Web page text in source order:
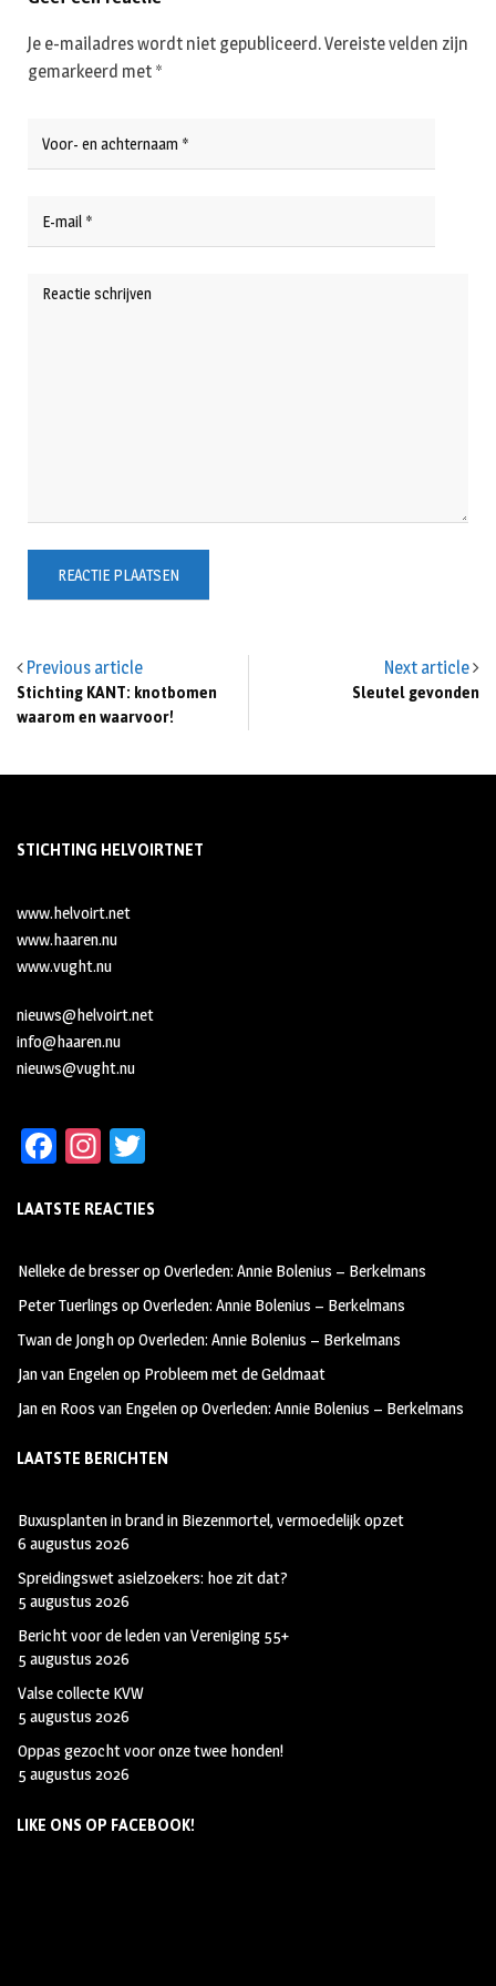
Previous article
Stichting KANT: knotbomen
waarom en waarvoor!
Next article
Sleutel gevonden
Je e-mailadres wordt niet gepubliceerd.Vereiste velden zijn
gemarkeerd met *
STICHTING HELVOIRTNET
www.helvoirt.net
www.haaren.nu
www.vught.nu
nieuws@helvoirt.net
info@haaren.nu
nieuws@vught.nu
Fa
b
oo
k
In
ag
m
tt
LAATSTE REACTIES
Nelleke de bresseropOverleden: Annie Bolenius – Berkelmans
Peter Tuerlings opOverleden: Annie Bolenius – Berkelmans
Twan de JonghopOverleden: Annie Bolenius – Berkelmans
Jan van Engelenop Probleem met de Geldmaat
Jan en Roos van EngelenopOverleden: Annie Bolenius – Berkelmans
LAATSTE BERICHTEN
Buxusplanten in brand in Biezenmortel, vermoedelijk opzet
6 augustus 2026
Spreidingswet asielzoekers: hoe zit dat?
5 augustus 2026
Bericht voor de leden van Vereniging 55+
5 augustus 2026
Valse collecte KVW
5 augustus 2026
Oppas gezocht voor onze twee honden!
5 augustus 2026
LIKE ONS OP FACEBOOK!